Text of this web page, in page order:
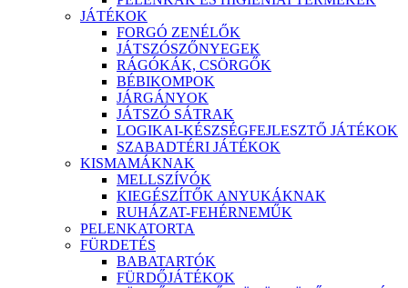
JÁTÉKOK
FORGÓ ZENÉLŐK
JÁTSZÓSZŐNYEGEK
RÁGÓKÁK, CSÖRGŐK
BÉBIKOMPOK
JÁRGÁNYOK
JÁTSZÓ SÁTRAK
LOGIKAI-KÉSZSÉGFEJLESZTŐ JÁTÉKOK
SZABADTÉRI JÁTÉKOK
KISMAMÁKNAK
MELLSZÍVÓK
KIEGÉSZÍTŐK ANYUKÁKNAK
RUHÁZAT-FEHÉRNEMŰK
PELENKATORTA
FÜRDETÉS
BABATARTÓK
FÜRDŐJÁTÉKOK